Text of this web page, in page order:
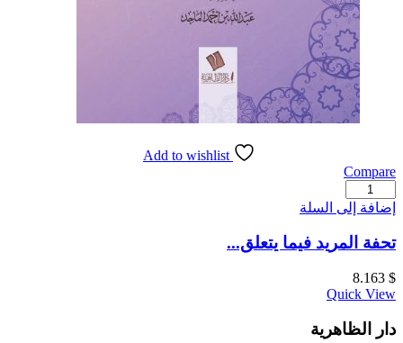
Add to wishlist
Compare
كمية
تحفة
فيما
بأفعال
العبيد
إضافة إلى السلة
تحفة المريد فيما يتعلق...
8.163 $
Quick View
دار الظاهرية